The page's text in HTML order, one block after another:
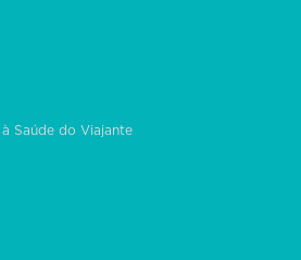
Saúde do Viajante